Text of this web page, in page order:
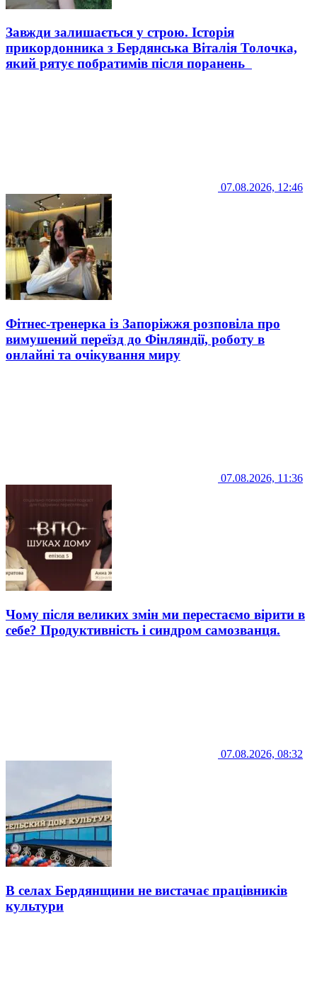
Завжди залишається у строю. Історія
прикордонника з Бердянська Віталія Толочка,
який рятує побратимів після поранень
07.08.2026, 12:46
Фітнес-тренерка із Запоріжжя розповіла про
вимушений переїзд до Фінляндії, роботу в
онлайні та очікування миру
07.08.2026, 11:36
Чому після великих змін ми перестаємо вірити в
себе? Продуктивність і синдром самозванця.
07.08.2026, 08:32
В селах Бердянщини не вистачає працівників
культури